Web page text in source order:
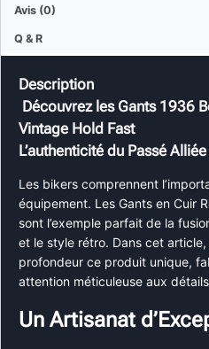
Avis (0)
Q & R
Description
Découvrez les Gants 1936
Vintage Hold Fast
L’authenticité du Passé
Les bikers comprennent
équipement. Les Gants en Cuir
sont l’exemple parfait de la
et le style rétro. Dans cet
profondeur ce produit unique,
attention méticuleuse aux
Un Artisanat